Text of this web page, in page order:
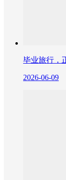
毕业旅行，
2026-06-09